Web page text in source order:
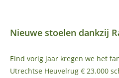
Nieuwe stoelen dankzij
Eind vorig jaar kregen we het
Utrechtse Heuvelrug € 23.000